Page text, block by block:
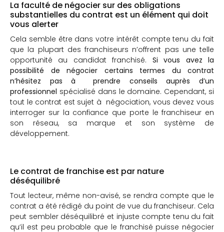
La faculté de négocier sur des obligations
substantielles du contrat est un élément qui doit
vous alerter
Cela semble être dans votre intérêt compte tenu du fait
que la plupart des franchiseurs n’offrent pas une telle
opportunité au candidat franchisé. Si vous avez la
possibilité de négocier certains termes du contrat
n’hésitez pas à prendre conseils auprès d’un
professionnel spécialisé dans le domaine. Cependant, si
tout le contrat est sujet à négociation, vous devez vous
interroger sur la confiance que porte le franchiseur en
son réseau, sa marque et son système de
développement.
Le contrat de franchise est par nature
déséquilibré
Tout lecteur, même non-avisé, se rendra compte que le
contrat a été rédigé du point de vue du franchiseur. Cela
peut sembler déséquilibré et injuste compte tenu du fait
qu’il est peu probable que le franchisé puisse négocier